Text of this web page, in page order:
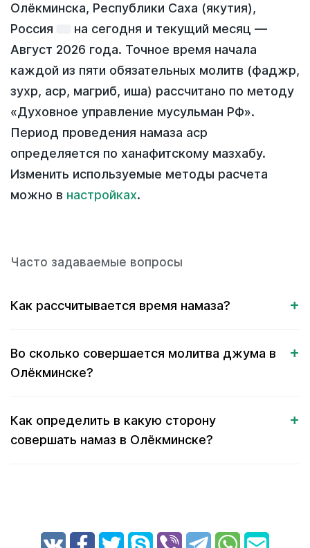
Олёкминска, Республики Саха (якутия),
Россия
на сегодня и текущий месяц —
Август 2026 года. Точное время начала
каждой из пяти обязательных молитв (фаджр,
зухр, аср, магриб, иша) рассчитано по методу
«Духовное управление мусульман РФ».
Период проведения намаза аср
определяется по ханафитскому мазхабу.
Изменить используемые методы расчета
можно в настройках.
Часто задаваемые вопросы
Как рассчитывается время намаза?
Во сколько совершается молитва джума в
Олёкминске?
Как определить в какую сторону
совершать намаз в Олёкминске?